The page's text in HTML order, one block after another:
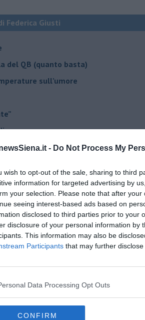
- Do Not Process My
wish to opt-out of the sale, sharing to third
information for targeted advertising by
your selection. Please note that after
seeing interest-based ads based on
disclosed to third parties prior to your
disclosure of your personal information by
This information may also be
Participants that may further
Data Processing Opt Outs
CONFIRM
Federica Giusti
del QB (quanto basta)
sull’umore
e il tempo
di una sindrome
a casa
rinascita!
That